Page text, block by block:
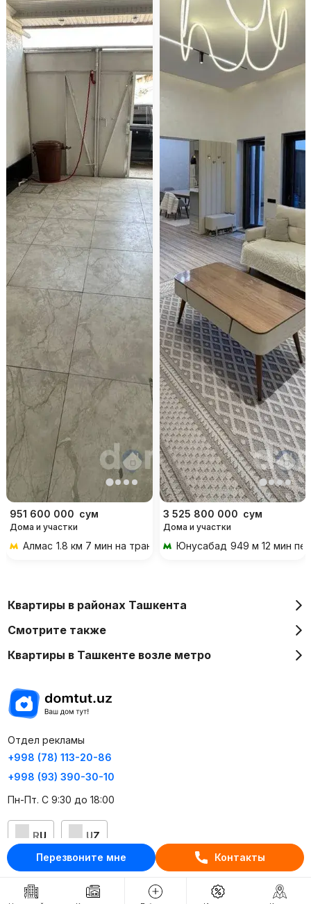
Перезвоните мне Контакты
951 600 000 сум
Дома и участки
Алмас 1.8 км 7 мин на транспорте
3 525 800 000 сум
Дома и участки
Юнусабад 949 м 12 мин
Квартиры в районах Ташкента
Смотрите также
Квартиры в Ташкенте возле метро
Отдел рекламы
+998 (78) 113-20-86
+998 (93) 390-30-10
Пн-Пт. С 9:30 до 18:00
RU UZ
Контакты
О проекте